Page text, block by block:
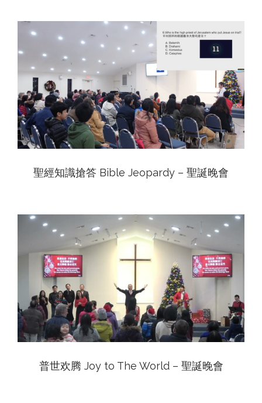
聖經知識搶答 Bible Jeopardy – 聖誕晚會
View
普世欢腾 Joy to The World – 聖誕晚會
View